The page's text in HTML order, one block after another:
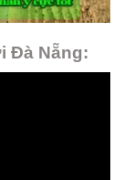
Đà Nẵng: